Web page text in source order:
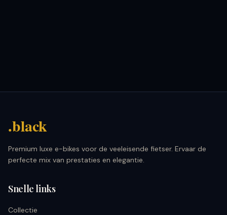
.black
Premium luxe e-bikes voor de veeleisende fietser. Ervaar de
perfecte mix van prestaties en elegantie.
Snelle links
Collectie